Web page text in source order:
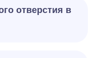
отверстия в